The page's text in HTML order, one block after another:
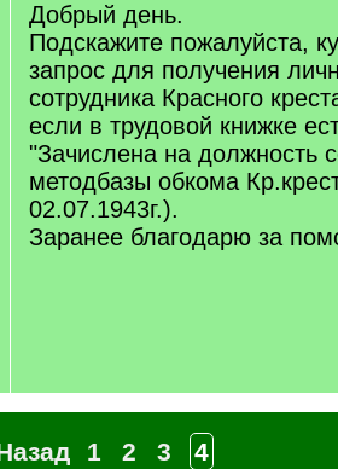
Добрый день.
Подскажите пожалуйста,
запрос для получения
сотрудника Красного
если в трудовой книжке
"Зачислена на должность
методбазы обкома
02.07.1943г.).
Заранее благодарю за
1 2 3 4